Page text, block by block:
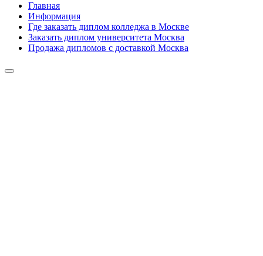
Главная
Информация
Где заказать диплом колледжа в Москве
Заказать диплом университета Москва
Продажа дипломов с доставкой Москва